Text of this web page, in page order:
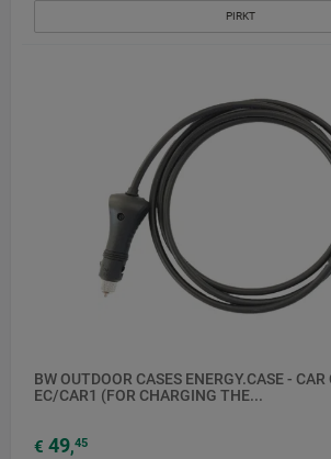
PIRKT
BW OUTDOOR CASES ENERGY.CASE - CAR
EC/CAR1 (FOR CHARGING THE...
€ 49,45